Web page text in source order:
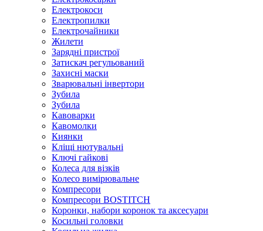
Електрокоси
Електропилки
Електрочайники
Жилети
Зарядні пристрої
Затискач регульований
Захисні маски
Зварювальні інвертори
Зубила
Зубила
Кавоварки
Кавомолки
Киянки
Кліщі нютувальні
Ключі гайкові
Колеса для візків
Колесо вимірювальне
Компресори
Компресори BOSTITCH
Коронки, набори коронок та аксесуари
Косильні головки